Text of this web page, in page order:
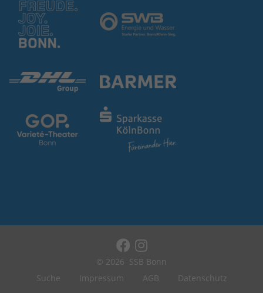
© 2026 SSB Bonn
Suche
Impressum AGB Datenschutz